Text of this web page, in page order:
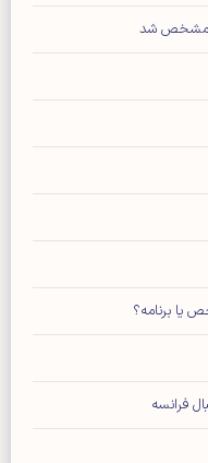
مشخص شد
یا برنامه؟
فرانسه